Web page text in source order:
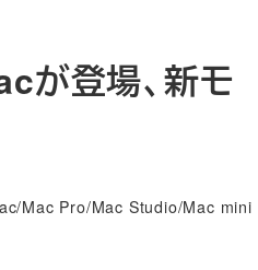
登場、新モ
Mac Pro/Mac Studio/Mac mini